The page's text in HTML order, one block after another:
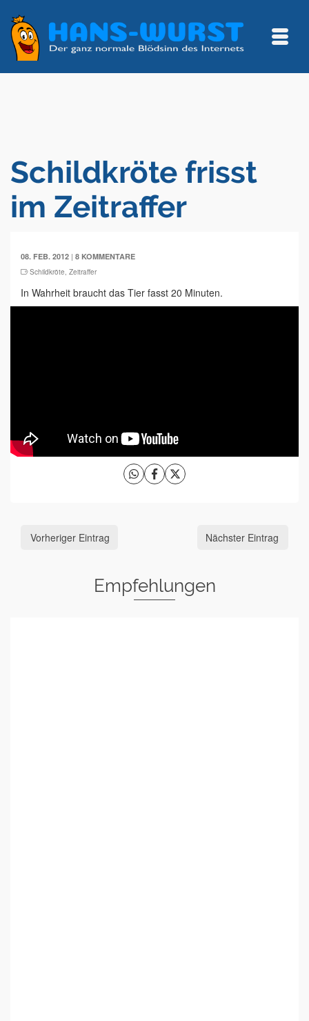
Schildkröte frisst
im Zeitraffer
08. FEB. 2012 | 8 KOMMENTARE
Schildkröte, Zeitraffer
In Wahrheit braucht das Tier fasst 20 Minuten.
Vorheriger Eintrag Nächster Eintrag
Empfehlungen